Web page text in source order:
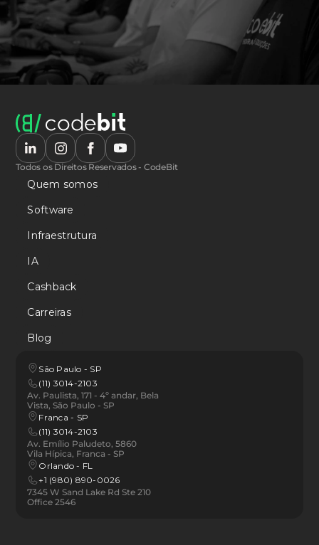
Todos os Direitos Reservados - CodeBit
Quem somos
Software
Infraestrutura
IA
Cashback
Carreiras
Blog
São Paulo - SP
(11) 3014-2103
Av. Paulista, 171 - 4º andar, Bela
Vista, São Paulo - SP
Franca - SP
(11) 3014-2103
Av. Emílio Paludeto, 5860
Vila Hípica, Franca - SP
Orlando - FL
+1 (980) 890-0026
7345 W Sand Lake Rd Ste 210
Office 2546